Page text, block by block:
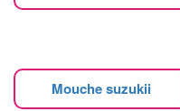
Mouche suzukii